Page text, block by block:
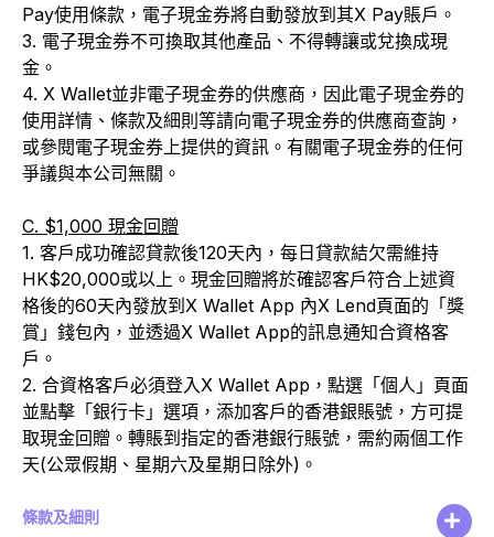
Pay使用條款，電子現金券將自動發放到其X Pay賬戶。
3. 電子現金券不可換取其他產品、不得轉讓或兌換成現
金。
4. X Wallet並非電子現金券的供應商，因此電子現金券的
使用詳情、條款及細則等請向電子現金券的供應商查詢，
或參閱電子現金券上提供的資訊。有關電子現金券的任何
爭議與本公司無關。
C. $1,000 現金回贈
1. 客戶成功確認貸款後120天內，每日貸款結欠需維持
HK$20,000或以上。現金回贈將於確認客戶符合上述資
格後的60天內發放到X Wallet App 內X Lend頁面的「獎
賞」錢包內，並透過X Wallet App的訊息通知合資格客
戶。
2. 合資格客戶必須登入X Wallet App，點選「個人」頁面
並點擊「銀行卡」選項，添加客戶的香港銀賬號，方可提
取現金回贈。轉賬到指定的香港銀行賬號，需約兩個工作
天(公眾假期、星期六及星期日除外)。
條款及細則